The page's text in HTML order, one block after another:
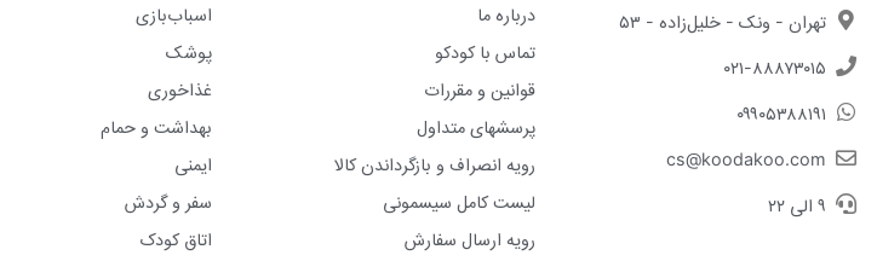
تهران - ونک - خلیل‌زاده - ۵۳
۰۲۱-۸۸۸۷۳۰۱۵
۰۹۹۰۵۳۸۸۱۹۱
cs@koodakoo.com
۹ الی ۲۲
درباره ما
تماس با کودکو
قوانین و مقررات
پرسشهای متداول
رویه انصراف و بازگرداندن کالا
لیست کامل سیسمونی
رویه ارسال سفارش
اسباب‌بازی
پوشک
غذاخوری
بهداشت و حمام
ایمنی
سفر و گردش
اتاق کودک